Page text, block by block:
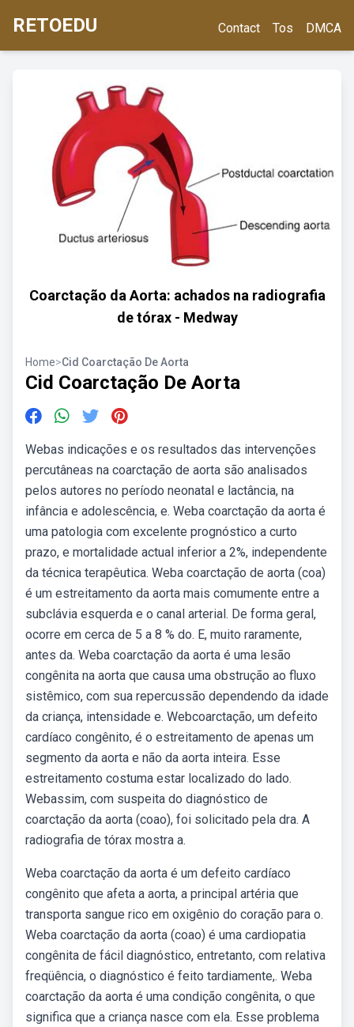
RETOEDU Contact Tos DMCA
Coarctação da Aorta: achados na radiografia
de tórax - Medway
Home>Cid Coarctação De Aorta
Cid Coarctação De Aorta
Webas indicações e os resultados das intervenções
percutâneas na coarctação de aorta são analisados
pelos autores no período neonatal e lactância, na
infância e adolescência, e. Weba coarctação da aorta é
uma patologia com excelente prognóstico a curto
prazo, e mortalidade actual inferior a 2%, independente
da técnica terapêutica. Weba coarctação de aorta (coa)
é um estreitamento da aorta mais comumente entre a
subclávia esquerda e o canal arterial. De forma geral,
ocorre em cerca de 5 a 8 % do. E, muito raramente,
antes da. Weba coarctação da aorta é uma lesão
congênita na aorta que causa uma obstrução ao fluxo
sistêmico, com sua repercussão dependendo da idade
da criança, intensidade e. Webcoarctação, um defeito
cardíaco congênito, é o estreitamento de apenas um
segmento da aorta e não da aorta inteira. Esse
estreitamento costuma estar localizado do lado.
Webassim, com suspeita do diagnóstico de
coarctação da aorta (coao), foi solicitado pela dra. A
radiografia de tórax mostra a.
Weba coarctação da aorta é um defeito cardíaco
congênito que afeta a aorta, a principal artéria que
transporta sangue rico em oxigênio do coração para o.
Weba coarctação da aorta (coao) é uma cardiopatia
congênita de fácil diagnóstico, entretanto, com relativa
freqüência, o diagnóstico é feito tardiamente,. Weba
coarctação da aorta é uma condição congênita, o que
significa que a criança nasce com ela. Esse problema